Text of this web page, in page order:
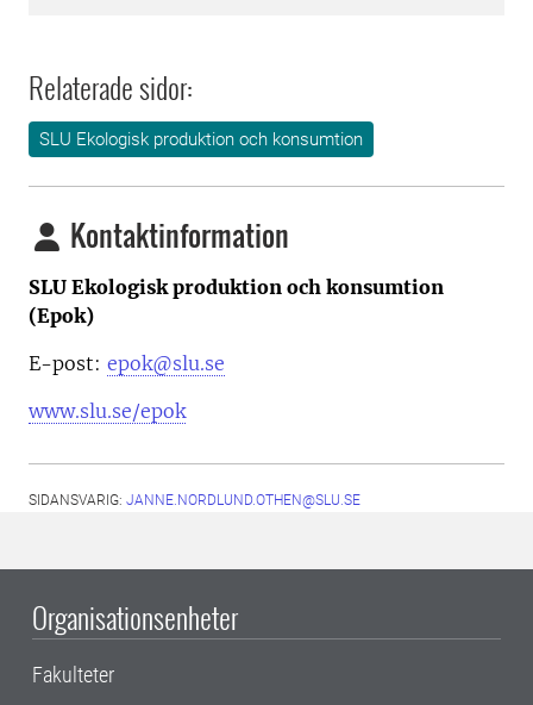
Relaterade sidor:
SLU Ekologisk produktion och konsumtion
Kontaktinformation
SLU Ekologisk produktion och konsumtion
(Epok)
E-post: epok@slu.se
www.slu.se/epok
SIDANSVARIG: JANNE.NORDLUND.OTHEN@SLU.SE
Organisationsenheter
Fakulteter